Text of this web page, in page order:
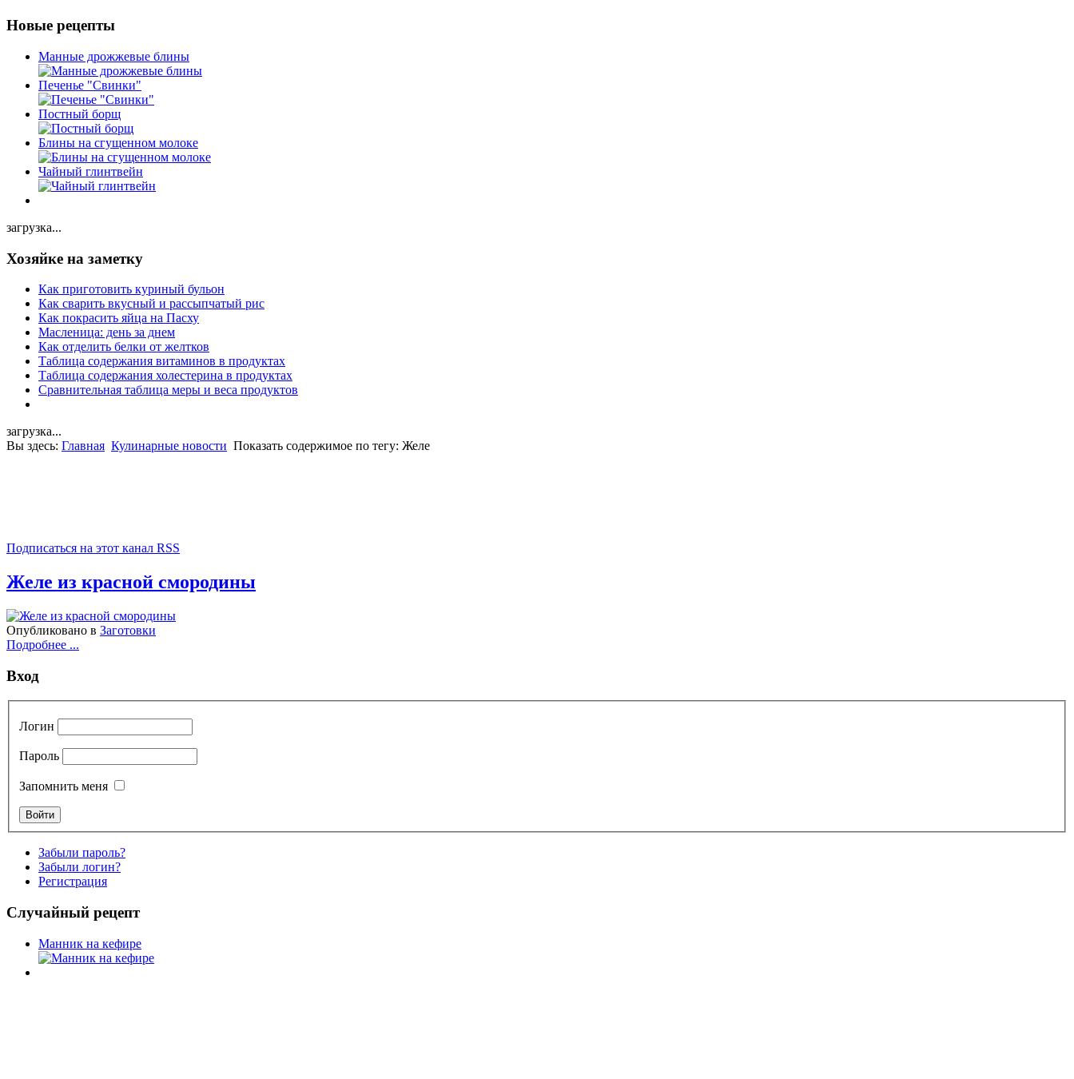
Новые рецепты
Манные дрожжевые блины
Печенье "Свинки"
Постный борщ
Блины на сгущенном молоке
Чайный глинтвейн
загрузка...
Хозяйке на заметку
Как приготовить куриный бульон
Как сварить вкусный и рассыпчатый рис
Как покрасить яйца на Пасху
Масленица: день за днем
Как отделить белки от желтков
Таблица содержания витаминов в продуктах
Таблица содержания холестерина в продуктах
Сравнительная таблица меры и веса продуктов
загрузка...
Вы здесь: Главная Кулинарные новости Показать содержимое по тегу: Желе
Подписаться на этот канал RSS
Желе из красной смородины
Опубликовано в Заготовки
Подробнее ...
Вход
Логин
Пароль
Запомнить меня
Забыли пароль?
Забыли логин?
Регистрация
Случайный рецепт
Манник на кефире